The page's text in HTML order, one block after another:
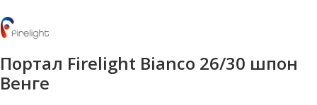
Портал Firelight Bianco 26/30 шпон
Венге